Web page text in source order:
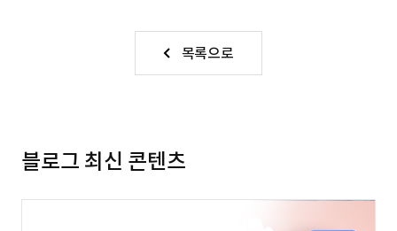
목록으로
블로그 최신 콘텐츠